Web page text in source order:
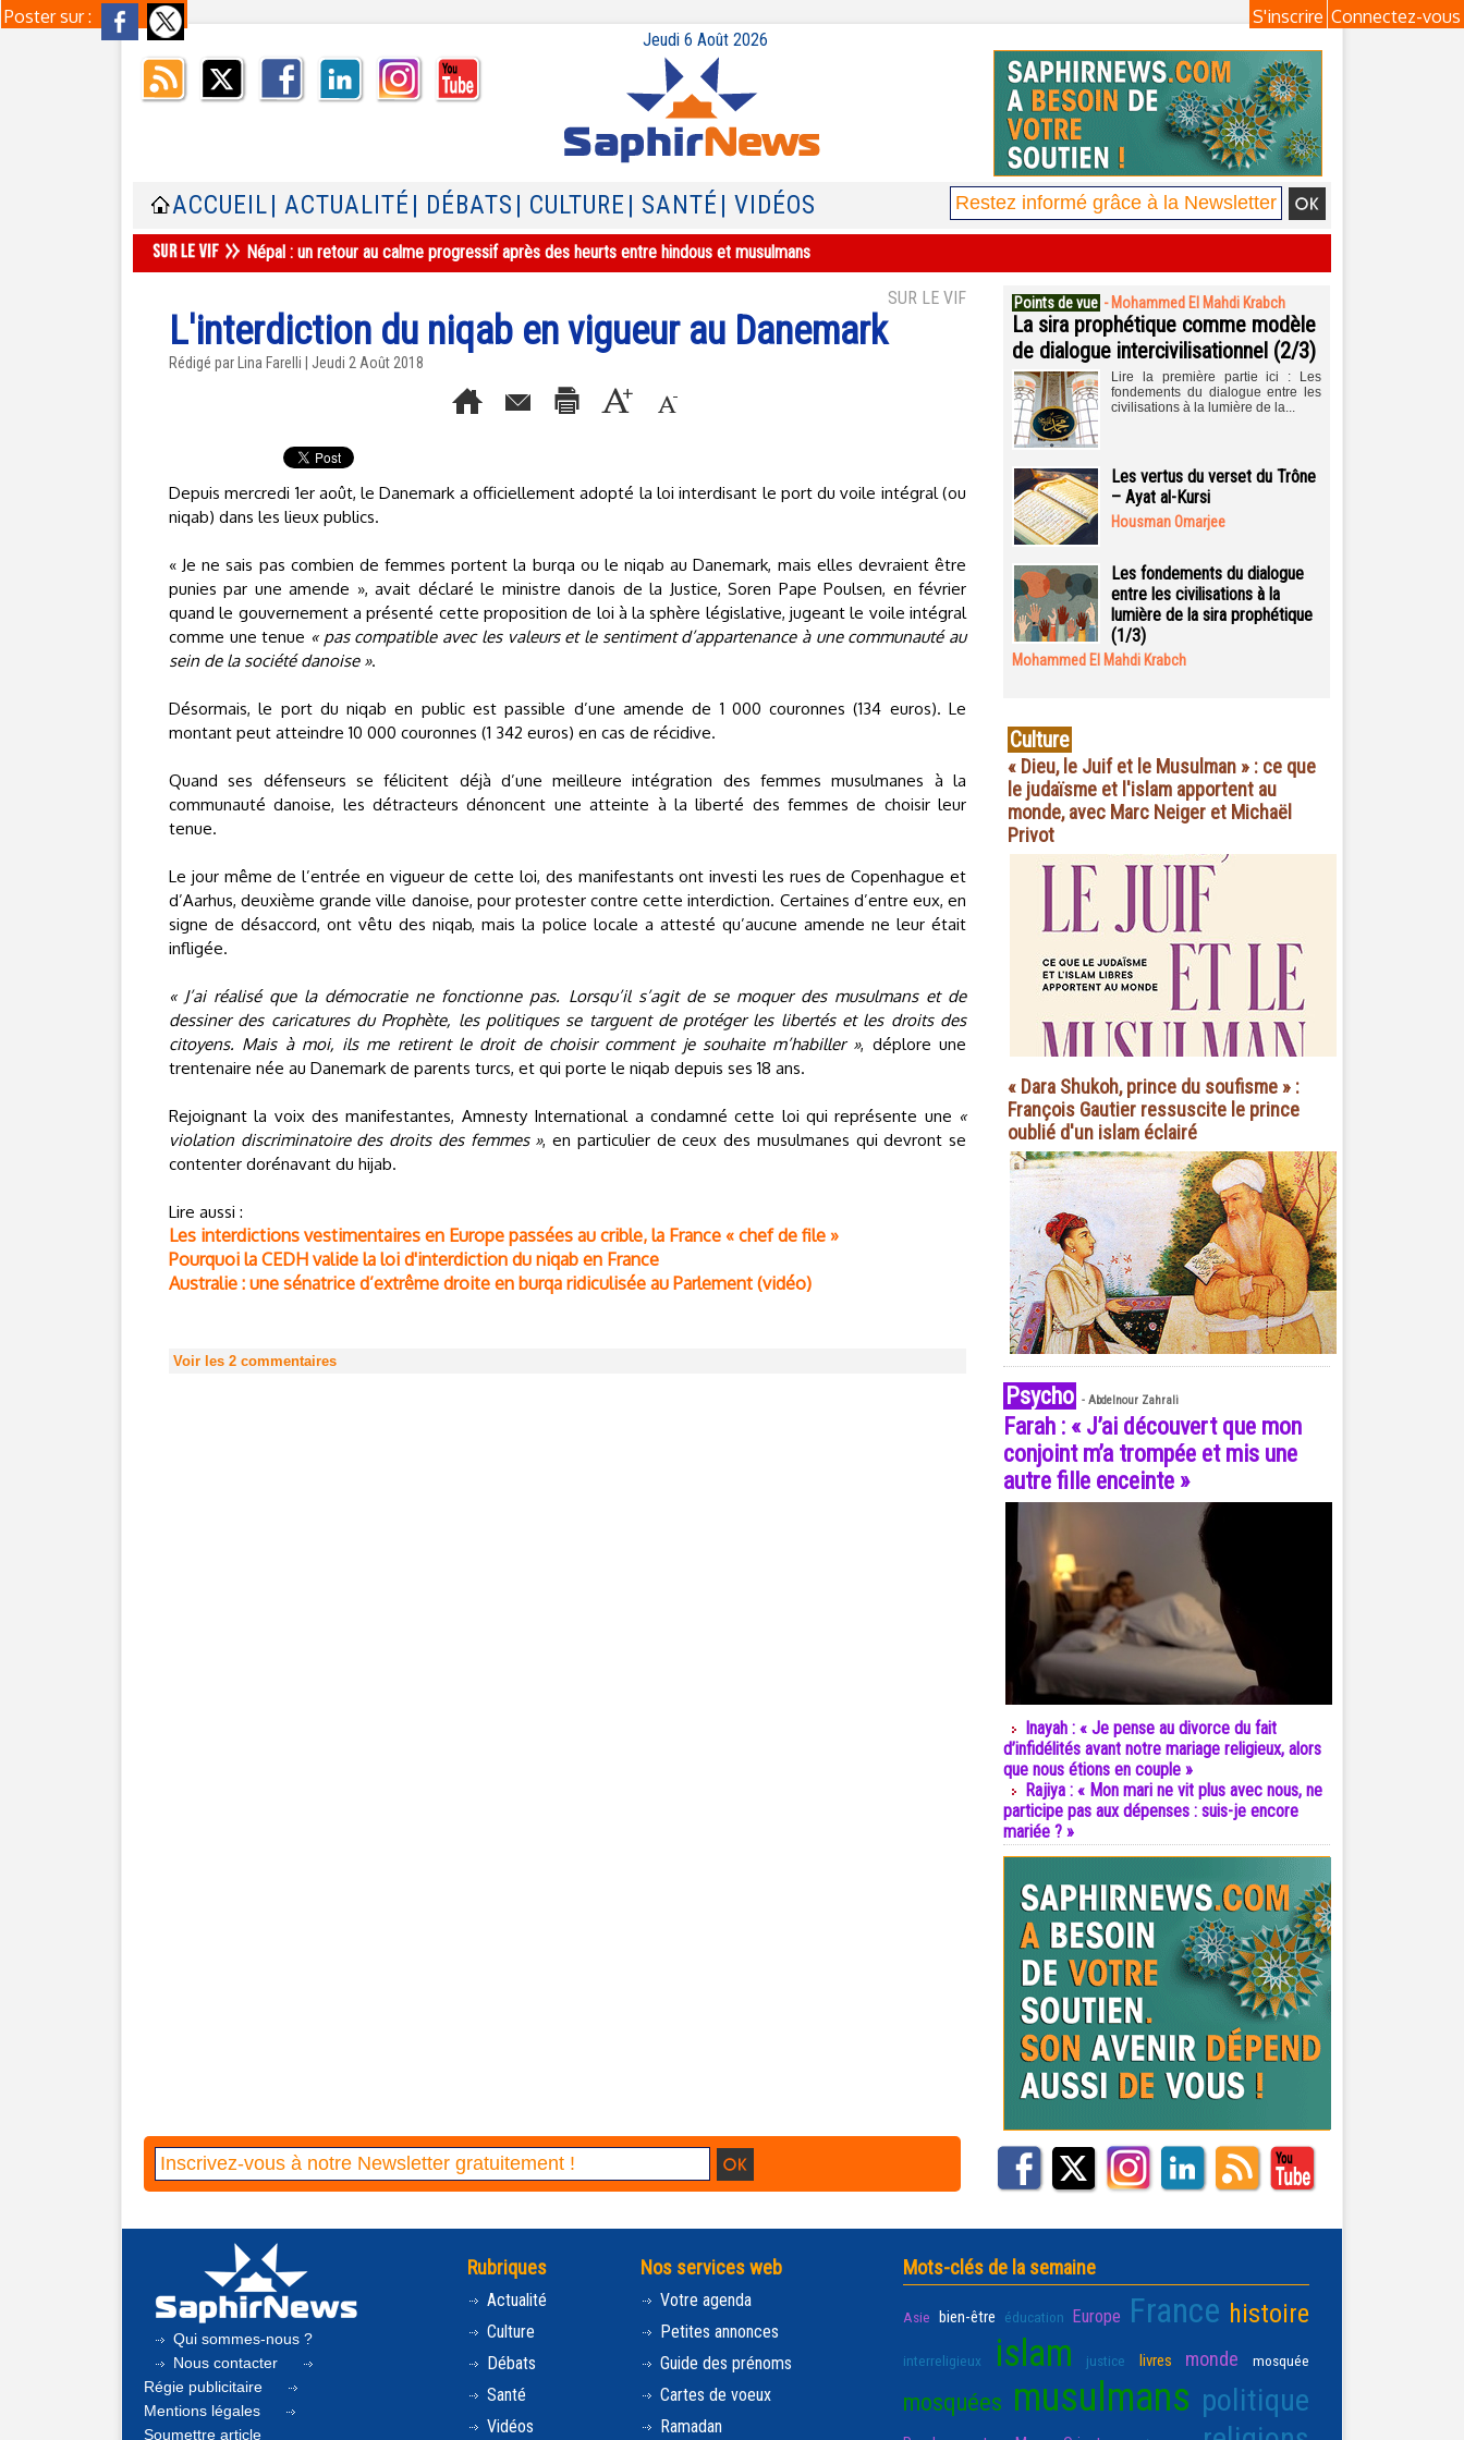
Poster sur : Connectez-vous
S'inscrire
Jeudi 6 Août 2026
ACCUEIL | ACTUALITÉ | DÉBATS | CULTURE | SANTÉ | VIDÉOS
Népal : un retour au calme progressif après des heurts entre hindous et musulmans
SUR LE VIF
L'interdiction du niqab en vigueur au Danemark
Rédigé par Lina Farelli | Jeudi 2 Août 2018
Depuis mercredi 1er août, le Danemark a officiellement adopté la loi interdisant le port du voile intégral (ou
niqab) dans les lieux publics.
« Je ne sais pas combien de femmes portent la burqa ou le niqab au Danemark, mais elles devraient être
punies par une amende », avait déclaré le ministre danois de la Justice, Soren Pape Poulsen, en février
quand le gouvernement a présenté cette proposition de loi à la sphère législative, jugeant le voile intégral
comme une tenue « pas compatible avec les valeurs et le sentiment d’appartenance à une communauté au
sein de la société danoise ».
Désormais, le port du niqab en public est passible d’une amende de 1 000 couronnes (134 euros). Le
montant peut atteindre 10 000 couronnes (1 342 euros) en cas de récidive.
Quand ses défenseurs se félicitent déjà d’une meilleure intégration des femmes musulmanes à la
communauté danoise, les détracteurs dénoncent une atteinte à la liberté des femmes de choisir leur
tenue.
Le jour même de l’entrée en vigueur de cette loi, des manifestants ont investi les rues de Copenhague et
d’Aarhus, deuxième grande ville danoise, pour protester contre cette interdiction. Certaines d’entre eux, en
signe de désaccord, ont vêtu des niqab, mais la police locale a attesté qu’aucune amende ne leur était
infligée.
« J’ai réalisé que la démocratie ne fonctionne pas. Lorsqu’il s’agit de se moquer des musulmans et de
dessiner des caricatures du Prophète, les politiques se targuent de protéger les libertés et les droits des
citoyens. Mais à moi, ils me retirent le droit de choisir comment je souhaite m’habiller », déplore une
trentenaire née au Danemark de parents turcs, et qui porte le niqab depuis ses 18 ans.
Rejoignant la voix des manifestantes, Amnesty International a condamné cette loi qui représente une «
violation discriminatoire des droits des femmes », en particulier de ceux des musulmanes qui devront se
contenter dorénavant du hijab.
Lire aussi :
Les interdictions vestimentaires en Europe passées au crible, la France « chef de file »
Pourquoi la CEDH valide la loi d'interdiction du niqab en France
Australie : une sénatrice d’extrême droite en burqa ridiculisée au Parlement (vidéo)
Voir les 2 commentaires
Points de vue - Mohammed El Mahdi Krabch
La sira prophétique comme modèle
de dialogue intercivilisationnel (2/3)
Lire la première partie ici : Les
fondements du dialogue entre les
civilisations à la lumière de la...
Les vertus du verset du Trône
– Ayat al-Kursi
Housman Omarjee
Les fondements du dialogue
entre les civilisations à la
lumière de la sira prophétique
(1/3)
Mohammed El Mahdi Krabch
Culture
« Dieu, le Juif et le Musulman » : ce que
le judaïsme et l'islam apportent au
monde, avec Marc Neiger et Michaël
Privot
« Dara Shukoh, prince du soufisme » :
François Gautier ressuscite le prince
oublié d'un islam éclairé
Psycho - Abdelnour Zahrali
Farah : « J’ai découvert que mon
conjoint m’a trompée et mis une
autre fille enceinte »
Inayah : « Je pense au divorce du fait
d’infidélités avant notre mariage religieux, alors
que nous étions en couple »
Rajiya : « Mon mari ne vit plus avec nous, ne
participe pas aux dépenses : suis-je encore
mariée ? »
Qui sommes-nous ?
Nous contacter
Régie publicitaire
Mentions légales
Soumettre article
Rubriques
Actualité
Culture
Débats
Santé
Vidéos
Nos services web
Votre agenda
Petites annonces
Guide des prénoms
Cartes de voeux
Ramadan
Mots-clés de la semaine
Asie bien-être éducation Europe France histoire
interreligieux islam justice livres monde mosquée
mosquées musulmans politique